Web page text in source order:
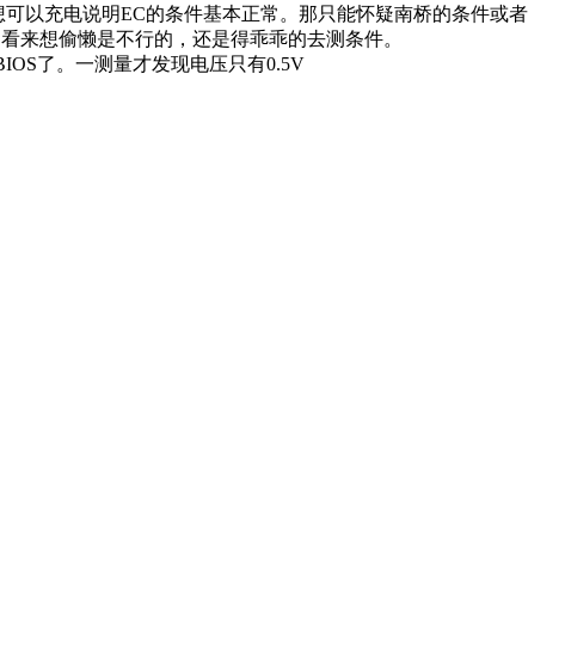
以充电说明EC的条件基本正常。那只能怀疑南桥的条件或者
来想偷懒是不行的，还是得乖乖的去测条件。
了。一测量才发现电压只有0.5V